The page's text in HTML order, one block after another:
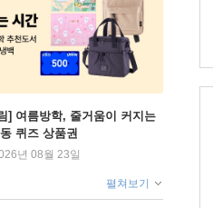
] 여름방학, 줄거움이 커지는
퀴즈 상품권
년 08월 23일
펼쳐보기